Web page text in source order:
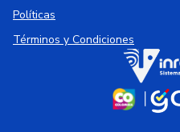
Políticas
Términos y Condiciones